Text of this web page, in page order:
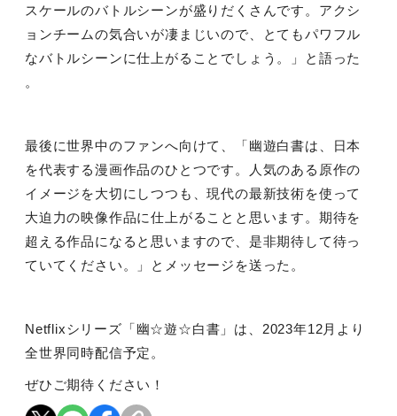
スケールのバトルシーンが盛りだくさんです。アクシ
ョンチームの気合いが凄まじいので、とてもパワフル
なバトルシーンに仕上がることでしょう。」と語った
。
最後に世界中のファンへ向けて、「幽遊白書は、日本
を代表する漫画作品のひとつです。人気のある原作の
イメージを大切にしつつも、現代の最新技術を使って
大迫力の映像作品に仕上がることと思います。期待を
超える作品になると思いますので、是非期待して待っ
ていてください。」とメッセージを送った。
Netflixシリーズ「幽☆遊☆白書」は、 2023年12月より
全世界同時配信予定。
ぜひご期待ください！